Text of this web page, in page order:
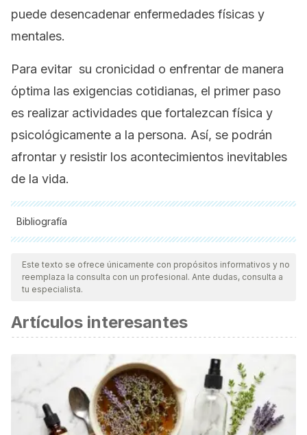
puede desencadenar enfermedades físicas y
mentales.
Para evitar su cronicidad o enfrentar de manera
óptima las exigencias cotidianas, el primer paso
es realizar actividades que fortalezcan física y
psicológicamente a la persona. Así, se podrán
afrontar y resistir los acontecimientos inevitables
de la vida.
Bibliografía
Todas las fuentes citadas fueron revisadas a profundidad por
nuestro equipo, para asegurar su calidad, confiabilidad,
vigencia y validez.La bibliografía de este artículo fue
científica.
Escamilla Quintal, M., Rodríguez Molina, I., González
Morales, M., 2009. El Estrés Como Amenaza y Como Reto:
Un Análisis de su Relación. Ciencia & Trabajo 96–101.
Permuy M. Manual de bases biológicas del
comportamiento humano. Vol. 66, Universidad de la
Este texto se ofrece únicamente con propósitos informativos y no
reemplaza la consulta con un profesional. Ante dudas, consulta a
tu especialista.
Artículos interesantes